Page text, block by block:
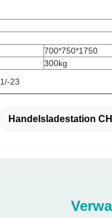
700*750*1750
300kg
23
Handelsladestation